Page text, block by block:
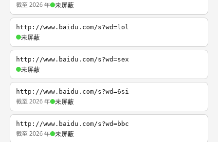
截至 2026 年 未屏蔽
http://www.baidu.com/s?wd=lol
未屏蔽
http://www.baidu.com/s?wd=sex
未屏蔽
http://www.baidu.com/s?wd=6si
截至 2026 年 未屏蔽
http://www.baidu.com/s?wd=bbc
截至 2026 年 未屏蔽